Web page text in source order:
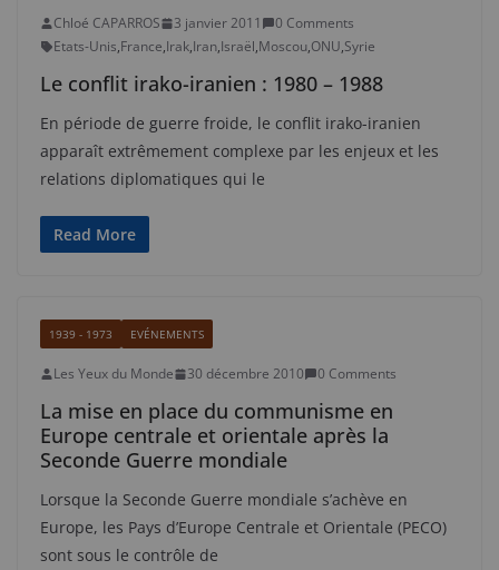
Chloé CAPARROS 3 janvier 2011
0 Comments
Etats-Unis,France,Irak,Iran,Israël,Moscou,ONU,Syrie
Le conflit irako-iranien : 1980 – 1988
En période de guerre froide, le conflit irako-iranien
apparaît extrêmement complexe par les enjeux et les
relations diplomatiques qui le
Read More
1939 - 1973 EVÉNEMENTS
Les Yeux du Monde 30 décembre 2010 0 Comments
La mise en place du communisme en
Europe centrale et orientale après la
Seconde Guerre mondiale
Lorsque la Seconde Guerre mondiale s’achève en
Europe, les Pays d’Europe Centrale et Orientale (PECO)
sont sous le contrôle de